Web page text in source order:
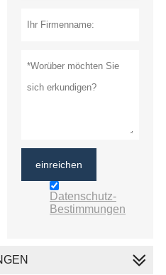
einreichen
Datenschutz-
Bestimmungen